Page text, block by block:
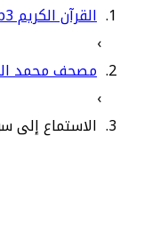
القرآن الكريم mp3
›
مصحف محمد
›
الاستماع إلى